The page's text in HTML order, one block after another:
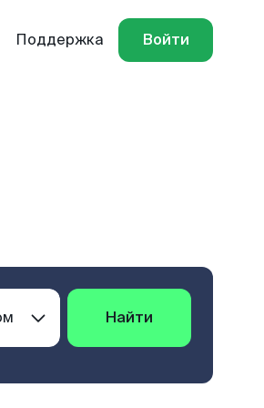
Поддержка Войти
Найти